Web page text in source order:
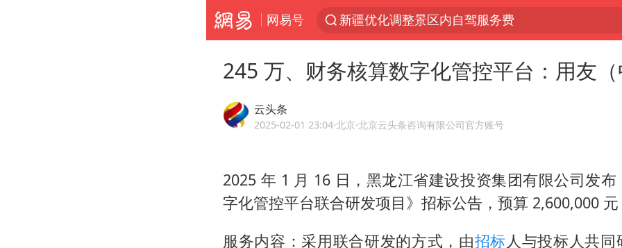
网易号
新疆优化调整景区内自驾服务费
黄金牛市回来了吗
情侣平潭拍日出坠崖1死1伤
西湖突现狂风暴雨 游客瞬间被浇透
台当局重金为“台独”织“皇帝新衣”
白海豚将正面袭击贯穿浙江
245 万、财务核算数字化管控平台：用友（
云头条
2025-02-01 23:04·北京·北京云头条咨询有限公司官方账号
2025 年 1 月 16 日，黑龙江省建设投资集团有限公司发布
字化管控平台联合研发项目》招标公告，预算 2,600,000 元
服务内容：采用联合研发的方式，由招标 人与投标人共